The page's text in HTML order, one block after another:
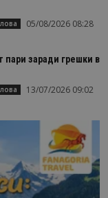
05/08/2026 08:28
пари заради грешки в
13/07/2026 09:02